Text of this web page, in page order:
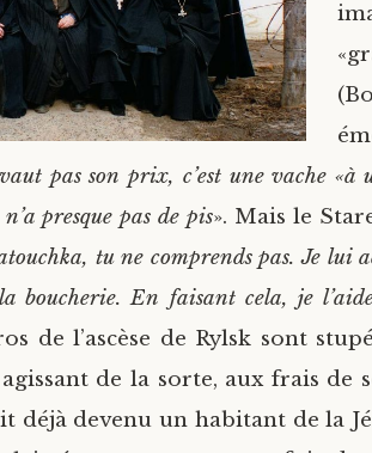
pas son prix, c’est une vache
presque pas de pis». Mais le
tu ne comprends pas. Je lui
boucherie. En faisant cela, je
de l’ascèse de Rylsk sont
de la sorte, aux frais
déjà devenu un habitant de la